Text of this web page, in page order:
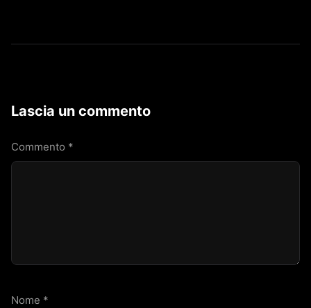
Lascia un commento
Commento *
Nome *